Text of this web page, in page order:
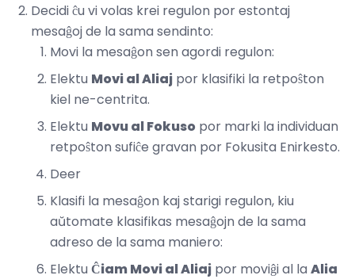
Decidi ĉu vi volas krei regulon por estontaj
mesaĝoj de la sama sendinto:
Movi la mesaĝon sen agordi regulon:
Elektu Movi al Aliaj por klasifiki la retpoŝton
kiel ne-centrita.
Elektu Movu al Fokuso por marki la individuan
retpoŝton sufiĉe gravan por Fokusita Enirkesto.
Deer
Klasifi la mesaĝon kaj starigi regulon, kiu
aŭtomate klasifikas mesaĝojn de la sama
adreso de la sama maniero:
Elektu Ĉiam Movi al Aliaj por moviĝi al la Alia